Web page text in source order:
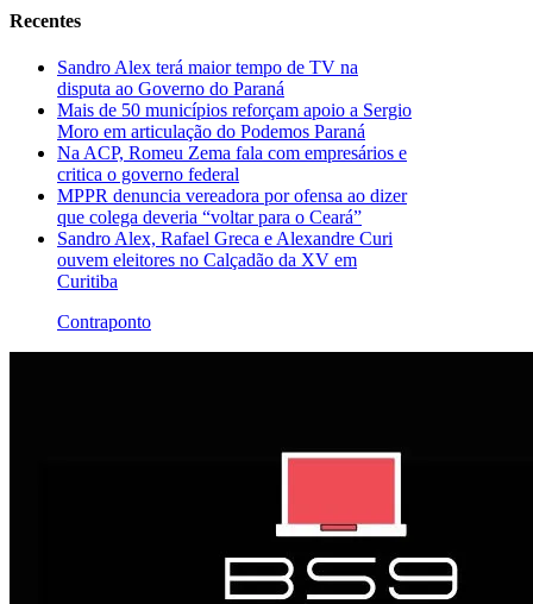
Recentes
Sandro Alex terá maior tempo de TV na
disputa ao Governo do Paraná
Mais de 50 municípios reforçam apoio a Sergio
Moro em articulação do Podemos Paraná
Na ACP, Romeu Zema fala com empresários e
critica o governo federal
MPPR denuncia vereadora por ofensa ao dizer
que colega deveria “voltar para o Ceará”
Sandro Alex, Rafael Greca e Alexandre Curi
ouvem eleitores no Calçadão da XV em
Curitiba
Contraponto